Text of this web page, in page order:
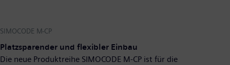
SIMOCODE M-CP
Platzsparender und flexibler Einbau
Die neue Produktreihe SIMOCODE M-CP ist für die